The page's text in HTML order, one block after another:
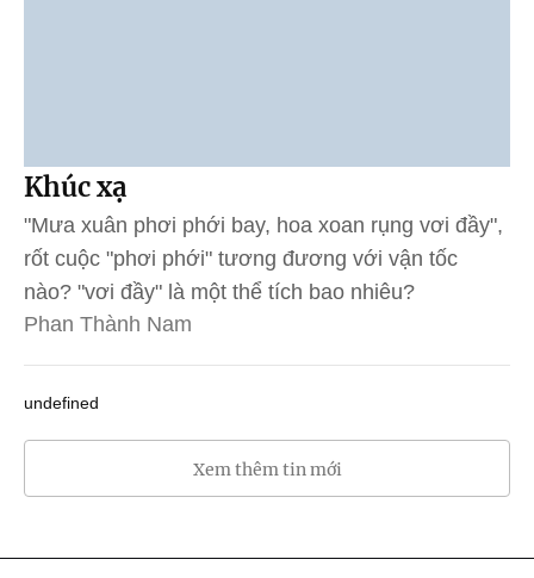
Khúc xạ
"Mưa xuân phơi phới bay, hoa xoan rụng vơi đầy",
rốt cuộc "phơi phới" tương đương với vận tốc
nào? "vơi đầy" là một thể tích bao nhiêu?
Phan Thành Nam
undefined
Xem thêm tin mới